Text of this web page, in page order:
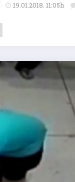
19.01.2018. 11:05h